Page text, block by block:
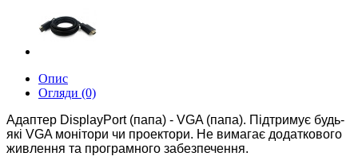
Опис
Огляди (0)
Адаптер DisplayPort (папа) - VGA (папа). Підтримує будь-
які VGA монітори чи проектори. Не вимагає додаткового
живлення та програмного забезпечення.